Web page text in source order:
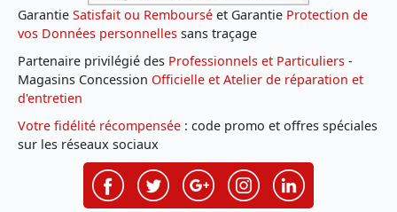
Garantie Satisfait ou Remboursé et Garantie Protection de
vos Données personnelles sans traçage
Partenaire privilégié des Professionnels et Particuliers -
Magasins Concession Officielle et Atelier de réparation et
d'entretien
Votre fidélité récompensée : code promo et offres spéciales
sur les réseaux sociaux